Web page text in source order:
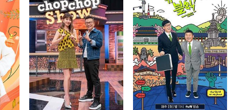
20260624坞里陪你看 20260623坞的心头好
20260619下 20260618上
20260613加更上 20260612下
下 20260608超越目标坞民上 20260607加更下